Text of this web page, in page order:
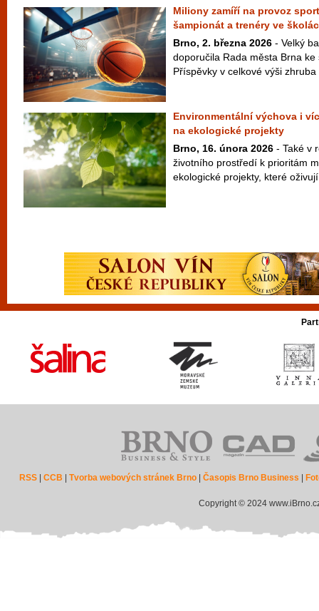
Miliony zamíří na provoz
šampionát a trenéry ve
Brno, 2. března 2026 - Velký
doporučila Rada města Brna
Příspěvky v celkové výši
Environmentální výchova i
na ekologické projekty
Brno, 16. února 2026 - Také v
životního prostředí k prioritám
ekologické projekty, které
RSS |CCB |Tvorba webových stránek Brno |Časopis Brno Business
Copyright © 2024